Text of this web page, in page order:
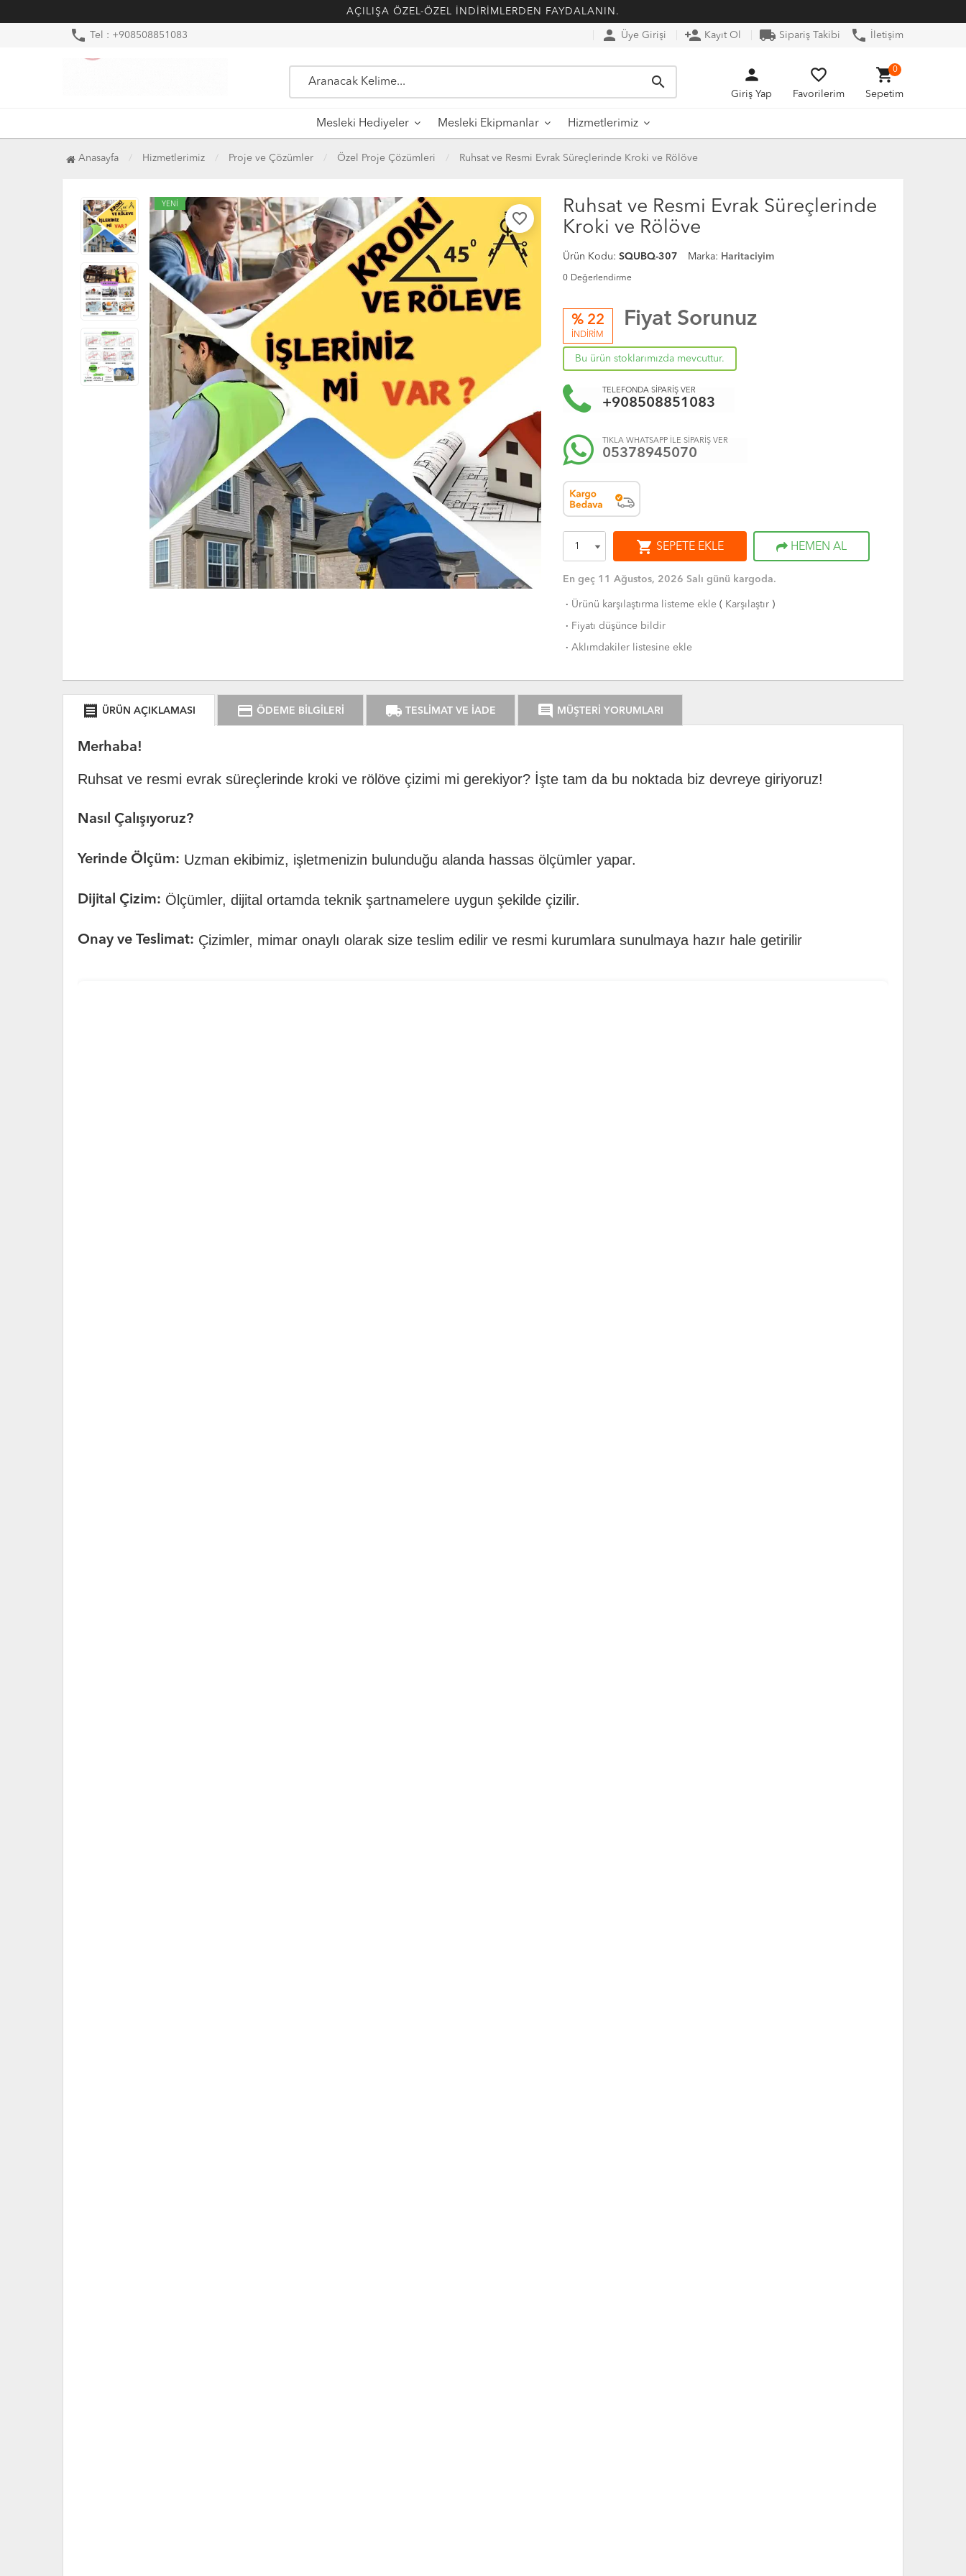
AÇILIŞA ÖZEL-ÖZEL İNDİRİMLERDEN FAYDALANIN.
phone Tel : +908508851083 person Üye Girişi person_add Kayıt Ol local_shipping Sipariş Takibi phone İletişim
search person
Giriş Yap
favorite_border
Favorilerim
shopping_cart
Sepetim
0
Mesleki Hediyeler Mesleki Ekipmanlar Hizmetlerimiz
Anasayfa Hizmetlerimiz Proje ve Çözümler Özel Proje Çözümleri Ruhsat ve Resmi Evrak Süreçlerinde Kroki ve Rölöve
YENİ
favorite_border
Ruhsat ve Resmi Evrak Süreçlerinde
Kroki ve Rölöve
Ürün Kodu: SQUBQ-307 Marka: Haritaciyim
0 Değerlendirme
% 22
İNDİRİM
Fiyat Sorunuz
Bu ürün stoklarımızda mevcuttur.
TELEFONDA SİPARİŞ VER
+908508851083
TIKLA WHATSAPP İLE SİPARİŞ VER
05378945070
shopping_cart SEPETE EKLE HEMEN AL
En geç 11 Ağustos, 2026 Salı günü kargoda.
· Ürünü karşılaştırma listeme ekle( Karşılaştır)
· Fiyatı düşünce bildir
· Aklımdakiler listesine ekle
receipt ÜRÜN AÇIKLAMASI credit_card ÖDEME BİLGİLERİ local_shipping TESLİMAT VE İADE comment MÜŞTERİ YORUMLARI
Merhaba!
Ruhsat ve resmi evrak süreçlerinde kroki ve rölöve çizimi mi gerekiyor? İşte tam da bu noktada biz devreye giriyoruz!
Nasıl Çalışıyoruz?
Yerinde Ölçüm: Uzman ekibimiz, işletmenizin bulunduğu alanda hassas ölçümler yapar.
Dijital Çizim: Ölçümler, dijital ortamda teknik şartnamelere uygun şekilde çizilir.
Onay ve Teslimat: Çizimler, mimar onaylı olarak size teslim edilir ve resmi kurumlara sunulmaya hazır hale getirilir